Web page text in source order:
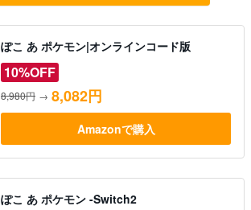
ぽこ あ ポケモン|オンラインコード版
10%OFF
8,980円 → 8,082円
Amazonで購入
ぽこ あ ポケモン -Switch2